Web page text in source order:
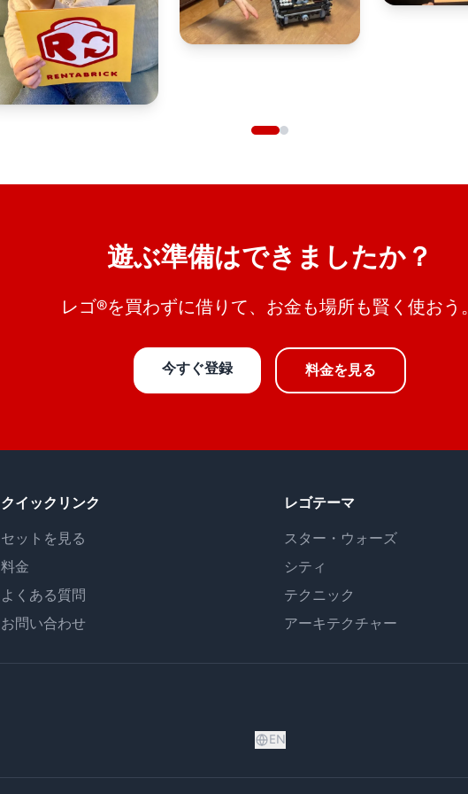
遊ぶ準備はできましたか？
レゴ®を買わずに借りて、お金も場所も賢く使おう
今すぐ登録 料金を見る
クイックリンク
セットを見る
料金
よくある質問
お問い合わせ
レゴテーマ
スター・ウォーズ
シティ
テクニック
アーキテクチャー
EN